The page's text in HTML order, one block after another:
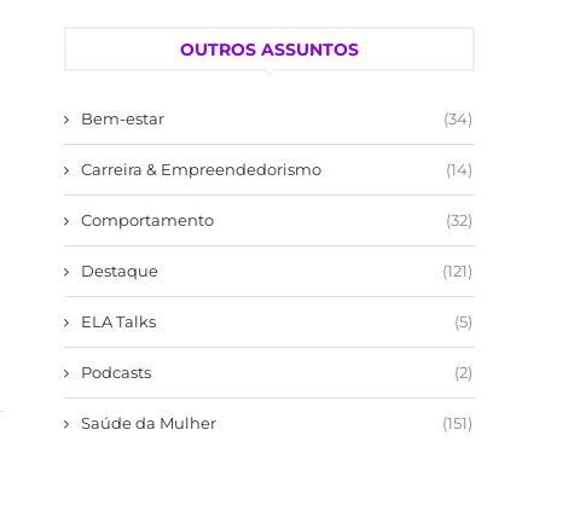
OUTROS ASSUNTOS
Bem-estar (34)
Carreira & Empreendedorismo (14)
Comportamento (32)
Destaque (121)
ELA Talks (5)
Podcasts (2)
Saúde da Mulher (151)